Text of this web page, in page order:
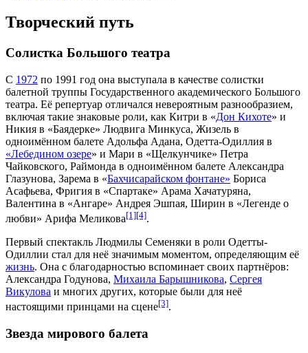
Творческий путь
Солистка Большого театра
С 1972 по 1991 год она выступала в качестве солистки
балетной труппы Государственного академического Большого
театра. Её репертуар отличался невероятным разнообразием,
включая такие знаковые роли, как Китри в «Дон Кихоте» и
Никия в «Баядерке» Людвига Минкуса, Жизель в
одноимённом балете Адольфа Адана, Одетта-Одиллия в
«Лебедином озере» и Мари в «Щелкунчике» Петра
Чайковского, Раймонда в одноимённом балете Александра
Глазунова, Зарема в «Бахчисарайском фонтане» Бориса
Асафьева, Фригия в «Спартаке» Арама Хачатуряна,
Валентина в «Ангаре» Андрея Эшпая, Ширин в «Легенде о
любви» Арифа Меликова[1][4].
Первый спектакль Людмилы Семеняки в роли Одетты-
Одиллии стал для неё значимым моментом, определяющим её
жизнь. Она с благодарностью вспоминает своих партнёров:
Александра Годунова, Михаила Барышникова, Сергея
Викулова и многих других, которые были для неё
настоящими принцами на сцене[3].
Звезда мирового балета